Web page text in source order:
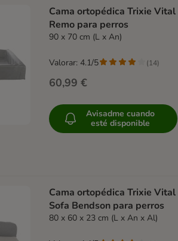
Cama ortopédica Trixie Vital
Remo para perros
90 x 70 cm (L x An)
60,99 €
Valorar: 4.1/5 (14)
Avisadme cuando
esté disponible
Cama ortopédica Trixie Vital
Sofa Bendson para perros
80 x 60 x 23 cm (L x An x Al)